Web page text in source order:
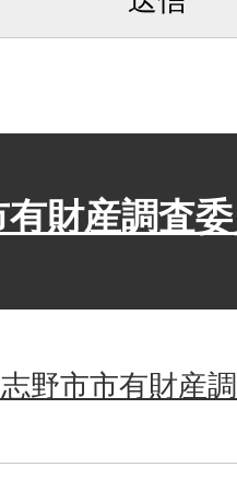
財産調査
野市市有財産